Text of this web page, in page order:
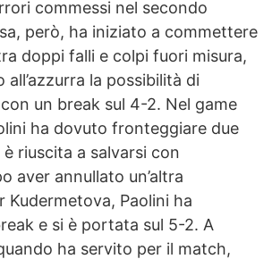
commessi nel secondo
però, ha iniziato a commettere
doppi falli e colpi fuori misura,
la possibilità di
un break sul 4-2. Nel game
ha dovuto fronteggiare due
riuscita a salvarsi con
aver annullato un’altra
Paolini ha
e si è portata sul 5-2. A
ha servito per il match,